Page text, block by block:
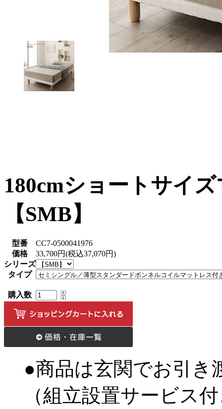
180cmショートサイ
【SMB】
型番
CC7-0500041976
価格
33,700円(税込37,070円)
シリーズ
タイプ
購入数
●商品は玄関でお引き
（組立設置サービス